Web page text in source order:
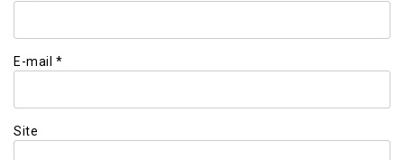
E-mail *
Site